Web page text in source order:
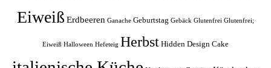
Eiweiß Erdbeeren Ganache Geburtstag Gebäck Glutenfrei Glutenfrei;
Eiweiß Halloween Hefeteig Herbst Hidden Design Cake